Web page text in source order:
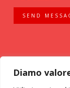
Diamo
SEND